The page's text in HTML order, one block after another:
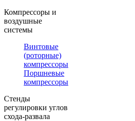
Компрессоры и
воздушные
системы
Винтовые
(роторные)
компрессоры
Поршневые
компрессоры
Стенды
регулировки углов
схода-развала